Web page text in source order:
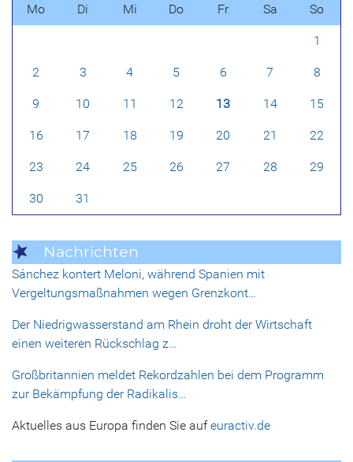
Mo Di Mi Do Fr Sa So
1
2 3 4 5 6 7 8
9 10 11 12 13 14 15
16 17 18 19 20 21 22
23 24 25 26 27 28 29
30 31
Nachrichten
Sánchez kontert Meloni, während Spanien mit
Vergeltungsmaßnahmen wegen Grenzkont…
Der Niedrigwasserstand am Rhein droht der Wirtschaft
einen weiteren Rückschlag z…
Großbritannien meldet Rekordzahlen bei dem Programm
zur Bekämpfung der Radikalis…
Aktuelles aus Europa finden Sie aufeuractiv.de